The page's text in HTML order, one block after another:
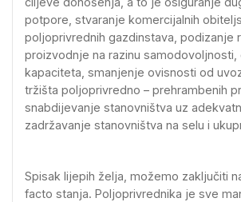
potpore, stvaranje komercijalnih
poljoprivrednih gazdinstava, podizanje
proizvodnje na razinu samodovoljnosti,
kapaciteta, smanjenje ovisnosti od
tržišta poljoprivredno – prehrambenih
snabdijevanje stanovništva uz
zadržavanje stanovništva na selu i
Spisak lijepih želja, možemo zaključiti
facto stanja. Poljoprivrednika je sve